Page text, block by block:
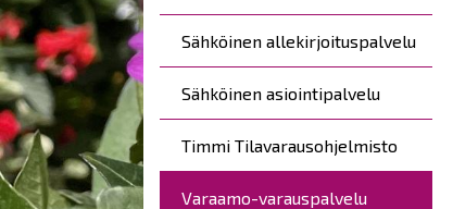
Sähköinen allekirjoituspalvelu
Sähköinen asiointipalvelu
Timmi Tilavarausohjelmisto
Varaamo-varauspalvelu